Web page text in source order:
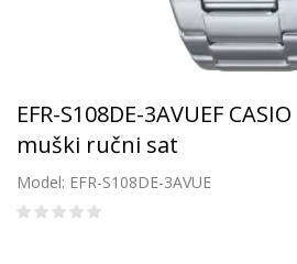
EFR-S108DE-3AVUEF
muški ručni sat
Model: EFR-S108DE-3AVUE